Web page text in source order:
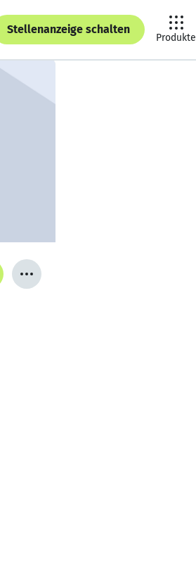
Stellenanzeige schalten
Produkte